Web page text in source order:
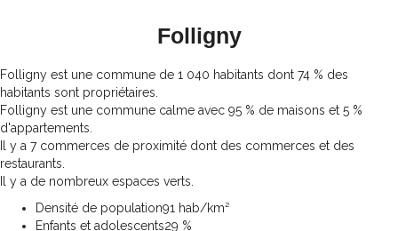
Folligny
Folligny est une commune de 1 040 habitants dont 74 % des
habitants sont propriétaires.
Folligny est une commune calme avec 95 % de maisons et 5 %
d'appartements.
Il y a 7 commerces de proximité dont des commerces et des
restaurants.
Il y a de nombreux espaces verts.
Densité de population91 hab/km²
Enfants et adolescents29 %